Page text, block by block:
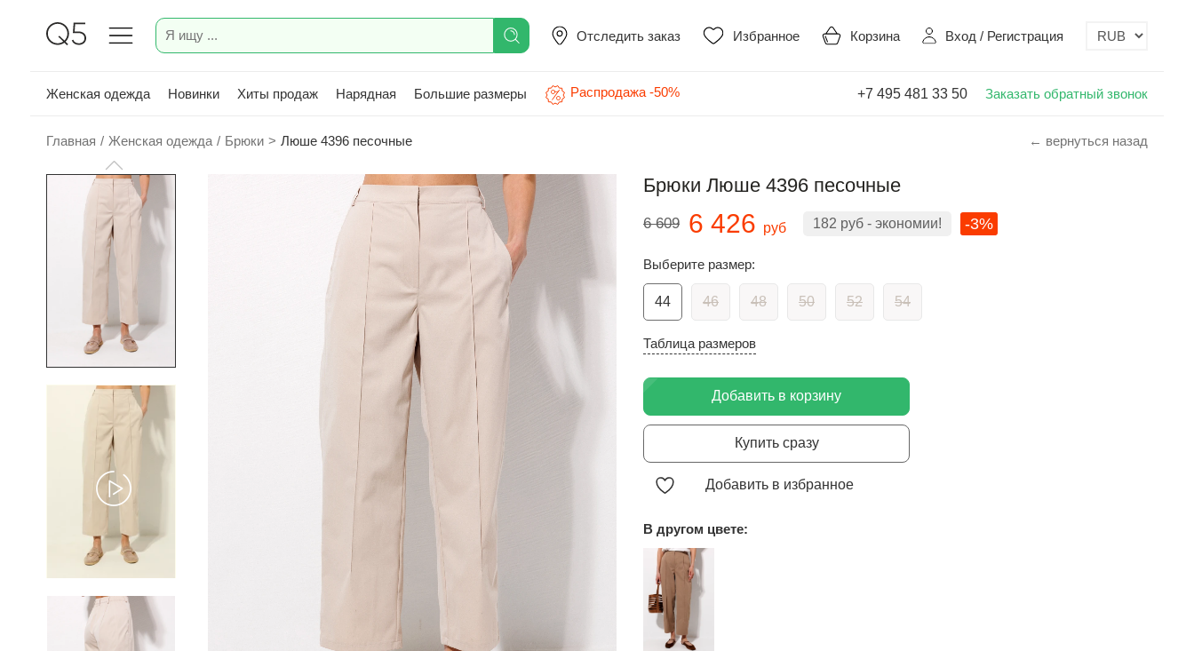
Отследить заказ Избранное Корзина Вход / Регистрация
Женская одежда Новинки Хиты продаж Нарядная Большие размеры Распродажа -50% +7 495 481 33 50 Заказать обратный звонок
Главная / Женская одежда / Брюки > Люше 4396 песочные ← вернуться назад
Брюки Люше 4396 песочные
6 609 6 426 руб 182 руб - экономии! -3%
Выберите размер:
44 46 48 50 52 54
Таблица размеров
Добавить в корзину
Купить сразу
Добавить в избранное
В другом цвете: